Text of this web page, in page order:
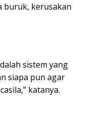
buruk, kerusakan
sistem yang
siapa pun agar
katanya.